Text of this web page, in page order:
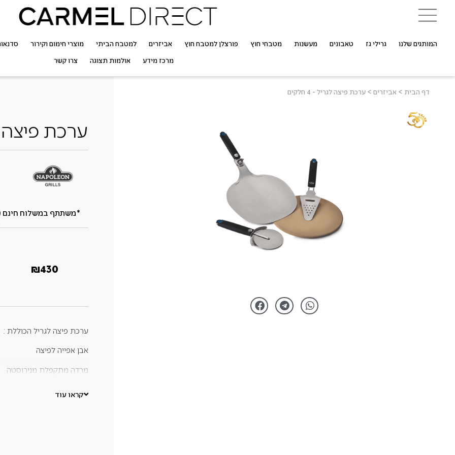
המותגים שלנו גרילי גז טאבונים מעשנות מטבחי חוץ פורצלן למטבח חוץ אביזרים למטבח הביתי מוצרי חימום וקירור
מרכז מידע אולמות תצוגה צרו קשר
דף הבית > אביזרים > ערכת פיצה לגריל - 4 חלקים
ערכת פיצה
₪430
ערכת פיצה לגריל הכוללת :
אבן אפייה לפיצה
מרדה מתקפלת מנירוסטה
קראו עוד